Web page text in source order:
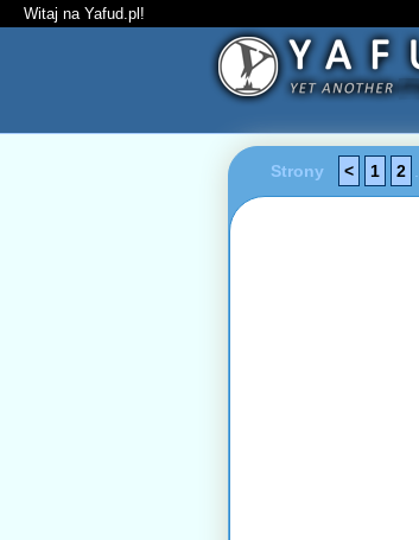
Witaj na Yafud.pl!
Strony < 1 2